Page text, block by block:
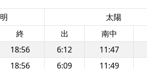
太陽
終 出 南中
18:56 6:12 11:47
18:56 6:09 11:49